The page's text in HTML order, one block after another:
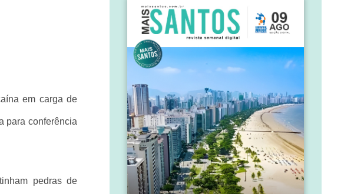
em carga de
para conferência
pedras de